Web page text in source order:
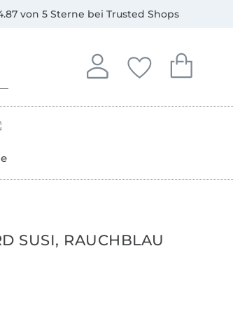
von 5 Sterne bei Trusted Shops
Anmelden
In deinem Konto
Deine
Du hast keine
Dein
Du hast
SUSI, RAUCHBLAU